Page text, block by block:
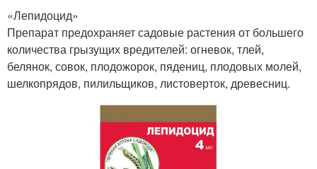
«Лепидоцид»
Препарат предохраняет садовые растения от большего
количества грызущих вредителей: огневок, тлей,
белянок, совок, плодожорок, пядениц, плодовых молей,
шелкопрядов, пилильщиков, листоверток, древесниц.